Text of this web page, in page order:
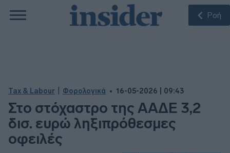
Ροή
Tax & Labour Φορολογικά 16-05-2026 | 09:43
Στο στόχαστρο της ΑΑΔΕ 3,2
δισ. ευρώ ληξιπρόθεσμες
οφειλές